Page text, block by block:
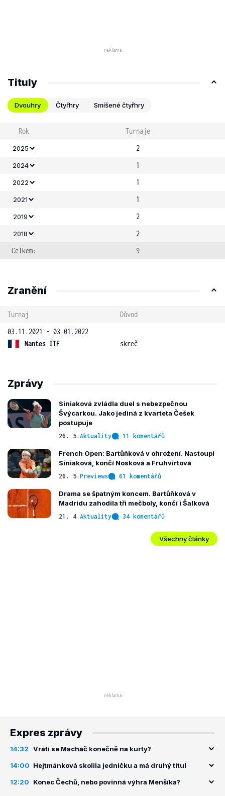
Tituly
Dvouhry Čtyřhry Smíšené čtyřhry
Rok Turnaje
2025 2
2024 1
2022 1
2021 1
2019 2
2018
2
Celkem:
9
Zranění
Turnaj
Důvod
03.11.2021 - 03.01.2022
Nantes ITF
skreč
Zprávy
Siniaková zvládla duel s nebezpečnou
Švýcarkou. Jako jediná z kvarteta Češek
postupuje
26. 5. Aktuality 11 komentářů
French Open: Bartůňková v ohrožení. Nastoupí
Siniaková, končí Nosková a Fruhvirtová
26. 5. Previews 61 komentářů
Drama se špatným koncem. Bartůňková v
Madridu zahodila tři mečboly, končí i Šalková
21. 4. Aktuality 34 komentářů
Všechny články
Expres zprávy
14:32 Vrátí se Macháč konečně na kurty?
14:00 Hejtmánková skolila jedničku a má druhý titul
12:20 Konec Čechů, nebo povinná výhra Menšíka?